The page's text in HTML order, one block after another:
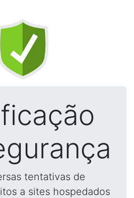
tentativas de
a sites hospedados